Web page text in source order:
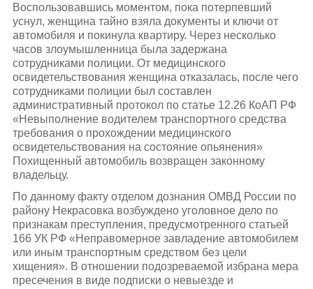
Воспользовавшись моментом, пока потерпевший
уснул, женщина тайно взяла документы и ключи от
автомобиля и покинула квартиру. Через несколько
часов злоумышленница была задержана
сотрудниками полиции. От медицинского
освидетельствования женщина отказалась, после чего
сотрудниками полиции был составлен
административный протокол по статье 12.26 КоАП РФ
«Невыполнение водителем транспортного средства
требования о прохождении медицинского
освидетельствования на состояние опьянения»
Похищенный автомобиль возвращен законному
владельцу.
По данному факту отделом дознания ОМВД России по
району Некрасовка возбуждено уголовное дело по
признакам преступления, предусмотренного статьей
166 УК РФ «Неправомерное завладение автомобилем
или иным транспортным средством без цели
хищения». В отношении подозреваемой избрана мера
пресечения в виде подписки о невыезде и